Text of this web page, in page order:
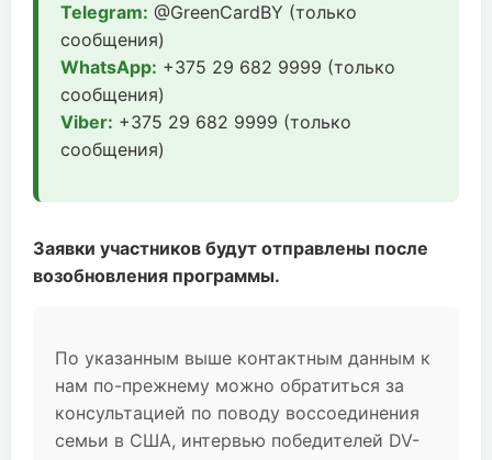
Telegram: @GreenCardBY (только
сообщения)
WhatsApp: +375 29 682 9999 (только
сообщения)
Viber: +375 29 682 9999 (только
сообщения)
Заявки участников будут отправлены после
возобновления программы.
По указанным выше контактным данным к
нам по-прежнему можно обратиться за
консультацией по поводу воссоединения
семьи в США, интервью победителей DV-